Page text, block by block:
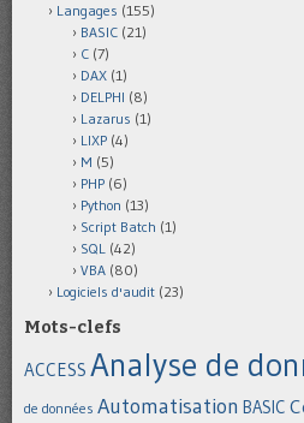
Langages (155)
BASIC (21)
C (7)
DAX (1)
DELPHI (8)
Lazarus (1)
LIXP (4)
M (5)
PHP (6)
Python (13)
Script Batch (1)
SQL (42)
VBA (80)
Logiciels d'audit (23)
Mots-clefs
ACCESS Analyse de
de données Automatisation BASIC